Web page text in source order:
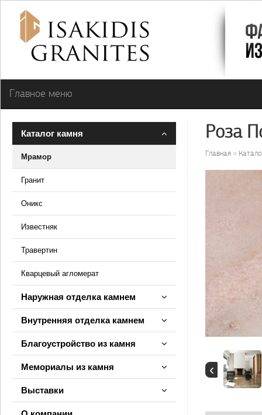
Главное меню
Каталог камня
Мрамор
Гранит
Оникс
Известняк
Травертин
Кварцевый агломерат
Наружная отделка камнем
Внутренняя отделка камнем
Благоустройство из камня
Мемориалы из камня
Выставки
Роза
Главная
‹